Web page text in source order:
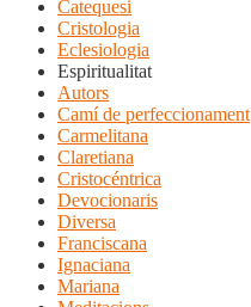
Catequesi
Cristologia
Eclesiologia
Espiritualitat
Autors
Camí de perfeccionament
Carmelitana
Claretiana
Cristocéntrica
Devocionaris
Diversa
Franciscana
Ignaciana
Mariana